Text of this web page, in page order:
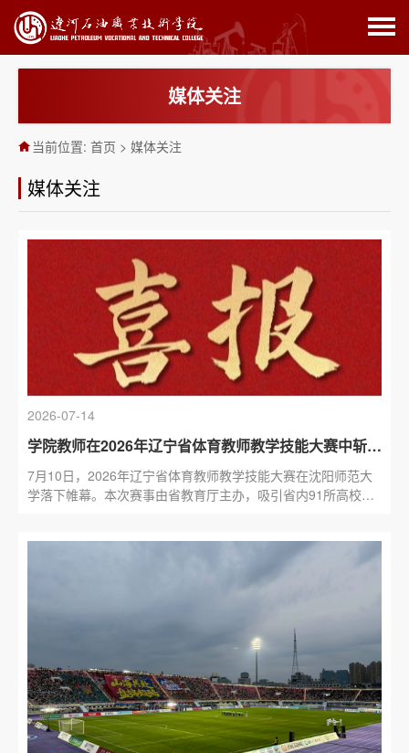
媒体关注
当前位置:首页 >媒体关注
媒体关注
2026-07-14
学院教师在2026年辽宁省体育教师教学技能大赛中斩获佳绩
7月10日，2026年辽宁省体育教师教学技能大赛在沈阳师范大
学落下帷幕。本次赛事由省教育厅主办，吸引省内91所高校共